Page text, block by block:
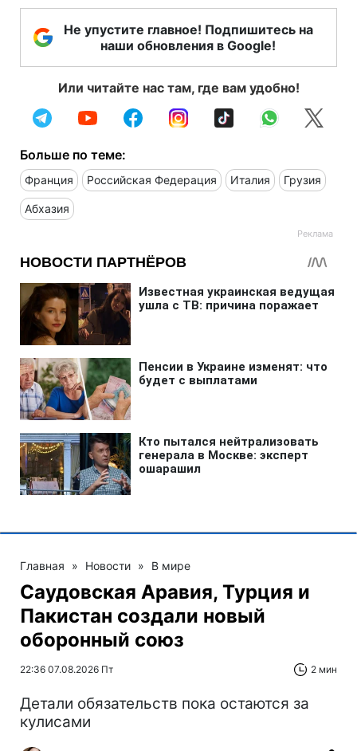
Не упустите главное! Подпишитесь на
наши обновления в Google!
Или читайте нас там, где вам удобно!
Больше по теме:
Франция Российская Федерация Италия Грузия
Абхазия
Главная » Новости » В мире
Саудовская Аравия, Турция и
Пакистан создали новый
оборонный союз
22:36 07.08.2026 Пт 2 мин
Детали обязательств пока остаются за
кулисами